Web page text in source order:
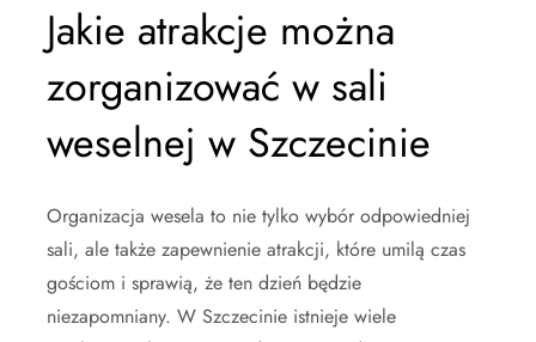
Jakie atrakcje można
zorganizować w sali
weselnej w Szczecinie
Organizacja wesela to nie tylko wybór odpowiedniej
sali, ale także zapewnienie atrakcji, które umilą czas
gościom i sprawią, że ten dzień będzie
niezapomniany. W Szczecinie istnieje wiele